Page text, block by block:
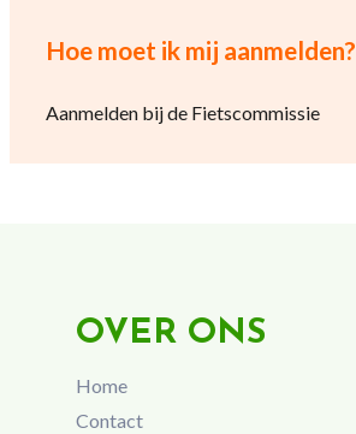
Hoe moet ik mij aanmelden?
Aanmelden bij de Fietscommissie
OVER ONS
Home
Contact